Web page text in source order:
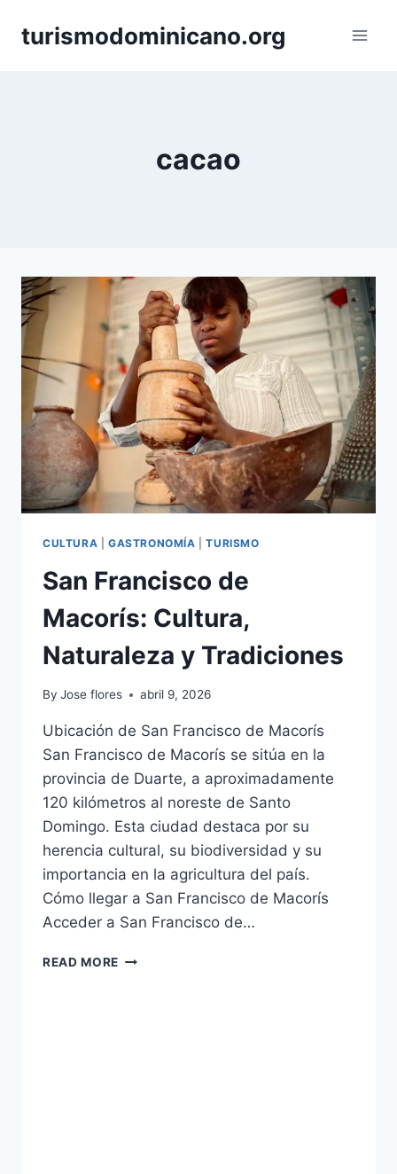
turismodominicano.org
cacao
CULTURA GASTRONOMÍA |TURISMO
San Francisco de
Macorís: Cultura,
Naturaleza y Tradiciones
By Jose flores abril 9, 2026
Ubicación de San Francisco de Macorís
San Francisco de Macorís se sitúa en la
provincia de Duarte, a aproximadamente
120 kilómetros al noreste de Santo
Domingo. Esta ciudad destaca por su
herencia cultural, su biodiversidad y su
importancia en la agricultura del país.
Cómo llegar a San Francisco de Macorís
Acceder a San Francisco de…
READ MORE SAN